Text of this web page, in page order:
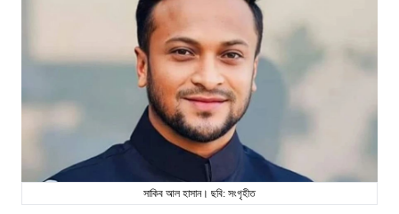
সাকিব আল হাসান। ছবি: সংগৃহীত